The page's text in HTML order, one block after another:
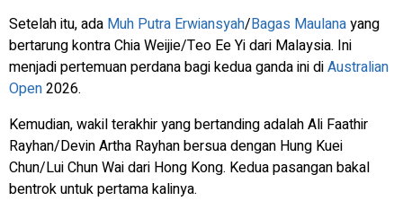
Setelah itu, ada Muh Putra Erwiansyah/Bagas Maulanayang
bertarung kontra Chia Weijie/Teo Ee Yi dari Malaysia. Ini
menjadi pertemuan perdana bagi kedua ganda ini diAustralian
Open2026.
Kemudian, wakil terakhir yang bertanding adalah Ali Faathir
Rayhan/Devin Artha Rayhan bersua dengan Hung Kuei
Chun/Lui Chun Wai dari Hong Kong. Kedua pasangan bakal
bentrok untuk pertama kalinya.